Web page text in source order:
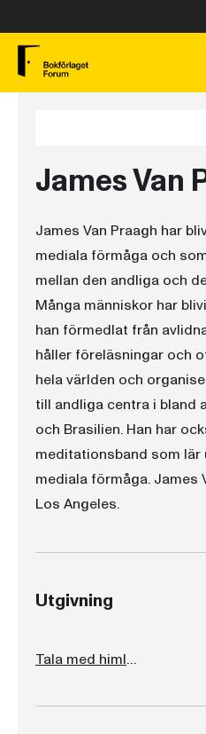
James Van
James Van Praagh har
mediala förmåga och
mellan den andliga och
Många människor har
han förmedlat från
håller föreläsningar och
hela världen och
till andliga centra i bland
och Brasilien. Han har
meditationsband som lär
mediala förmåga. James
Los Angeles.
Utgivning
Tala med himlen